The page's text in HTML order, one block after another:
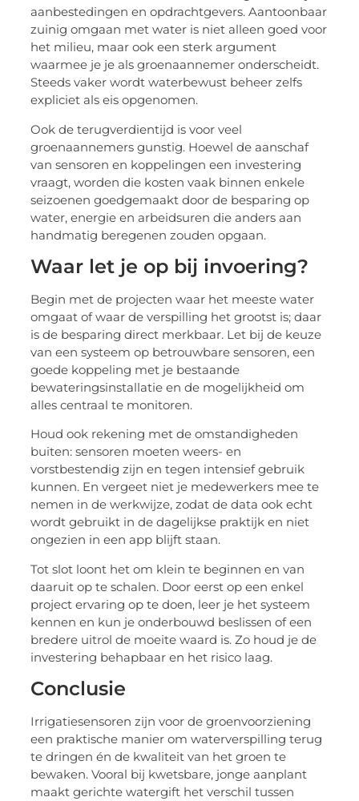
aanbestedingen en opdrachtgevers. Aantoonbaar
zuinig omgaan met water is niet alleen goed voor
het milieu, maar ook een sterk argument
waarmee je je als groenaannemer onderscheidt.
Steeds vaker wordt waterbewust beheer zelfs
expliciet als eis opgenomen.
Ook de terugverdientijd is voor veel
groenaannemers gunstig. Hoewel de aanschaf
van sensoren en koppelingen een investering
vraagt, worden die kosten vaak binnen enkele
seizoenen goedgemaakt door de besparing op
water, energie en arbeidsuren die anders aan
handmatig beregenen zouden opgaan.
Waar let je op bij invoering?
Begin met de projecten waar het meeste water
omgaat of waar de verspilling het grootst is; daar
is de besparing direct merkbaar. Let bij de keuze
van een systeem op betrouwbare sensoren, een
goede koppeling met je bestaande
bewateringsinstallatie en de mogelijkheid om
alles centraal te monitoren.
Houd ook rekening met de omstandigheden
buiten: sensoren moeten weers- en
vorstbestendig zijn en tegen intensief gebruik
kunnen. En vergeet niet je medewerkers mee te
nemen in de werkwijze, zodat de data ook echt
wordt gebruikt in de dagelijkse praktijk en niet
ongezien in een app blijft staan.
Tot slot loont het om klein te beginnen en van
daaruit op te schalen. Door eerst op een enkel
project ervaring op te doen, leer je het systeem
kennen en kun je onderbouwd beslissen of een
bredere uitrol de moeite waard is. Zo houd je de
investering behapbaar en het risico laag.
Conclusie
Irrigatiesensoren zijn voor de groenvoorziening
een praktische manier om waterverspilling terug
te dringen én de kwaliteit van het groen te
bewaken. Vooral bij kwetsbare, jonge aanplant
maakt gerichte watergift het verschil tussen